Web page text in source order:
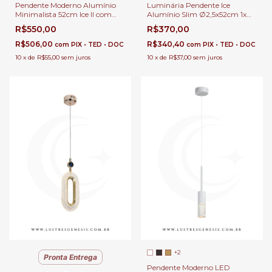
Pendente Moderno Alumínio
Minimalista 52cm Ice II com
Lâmpada Gu10 MR11 Para
Balcão de Cozinha, Lavabo e
Cabeceira de Cama
R$550,00
R$506,00 com PIX • TED • DOC
10 x de R$55,00 sem juros
Luminária Pendente Ice
Alumínio Slim Ø2,5x52cm 1x
G9 Para Balcão de Cozinha,
Lavabo e Cabeceira de Cama
R$370,00
R$340,40 com PIX • TED • DOC
10 x de R$37,00 sem juros
Pronta Entrega
+2
Pendente Moderno LED